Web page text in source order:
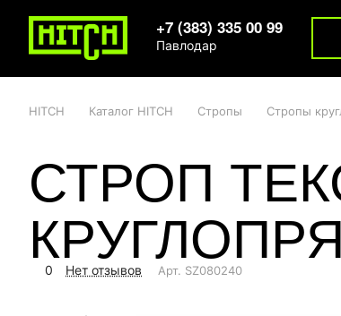
+7 (383) 335 00 99
Павлодар
HITCH Каталог HITCH Стропы Стропы
СТРОП
0 Нет отзывов Арт. SZ080240